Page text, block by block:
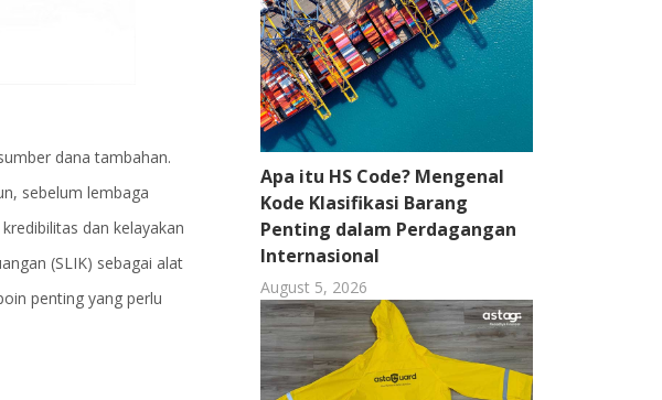
Apa itu HS Code? Mengenal
Kode Klasifikasi Barang
Penting dalam Perdagangan
Internasional
August 5, 2026
dana tambahan.
sebelum lembaga
dan kelayakan
(SLIK) sebagai alat
penting yang perlu